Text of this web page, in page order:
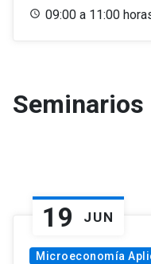
09:00 a 11:00
Seminarios
19 JUN
Microeconomía